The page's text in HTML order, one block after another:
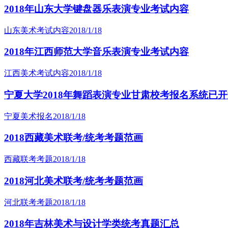
2018年山东大学键盘器乐表演专业考试内容
山东美术考试内容2018/1/18
2018年江西师范大学音乐表演专业考试内容
江西美术考试内容2018/1/18
宁夏大学2018年舞蹈表演专业甘肃校考报名系统已
宁夏美术报名2018/1/18
2018西藏美术联考/统考考题范画
西藏联考考题2018/1/18
2018河北美术联考/统考考题范画
河北联考考题2018/1/18
2018年吉林美术与设计学类统考真题汇总